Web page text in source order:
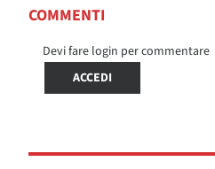
COMMENTI
Devi fare login per commentare
ACCEDI